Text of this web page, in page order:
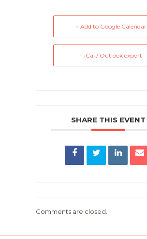
+ Add to Google Calendar
+ iCal / Outlook export
SHARE THIS EVENT
Comments are closed.